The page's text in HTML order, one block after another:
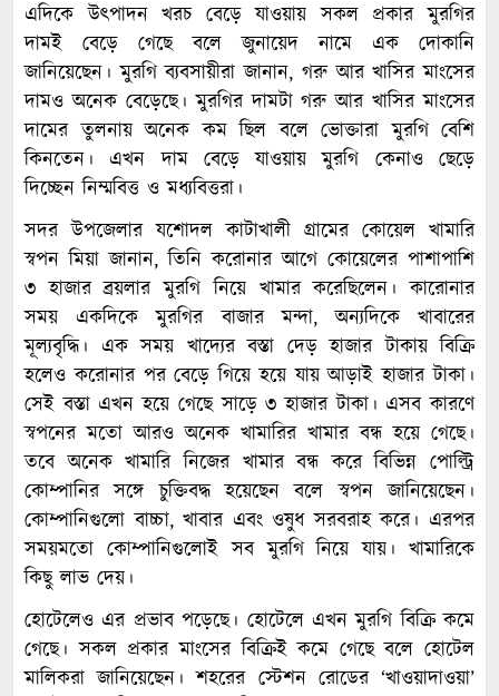
এদিকে উৎপাদন খরচ বেড়ে যাওয়ায় সকল প্রকার মুরগির
দামই বেড়ে গেছে বলে জুনায়েদ নামে এক দোকানি
জানিয়েছেন। মুরগি ব্যবসায়ীরা জানান, গরু আর খাসির মাংসের
দামও অনেক বেড়েছে। মুরগির দামটা গরু আর খাসির মাংসের
দামের তুলনায় অনেক কম ছিল বলে ভোক্তারা মুরগি বেশি
কিনতেন। এখন দাম বেড়ে যাওয়ায় মুরগি কেনাও ছেড়ে
দিচ্ছেন নিম্মবিত্ত ও মধ্যবিত্তরা।
সদর উপজেলার যশোদল কাটাখালী গ্রামের কোয়েল খামারি
স্বপন মিয়া জানান, তিনি করোনার আগে কোয়েলের পাশাপাশি
৩ হাজার ব্রয়লার মুরগি নিয়ে খামার করেছিলেন। কারোনার
সময় একদিকে মুরগির বাজার মন্দা, অন্যদিকে খাবারের
মূল্যবৃদ্ধি। এক সময় খাদ্যের বস্তা দেড় হাজার টাকায় বিক্রি
হলেও করোনার পর বেড়ে গিয়ে হয়ে যায় আড়াই হাজার টাকা।
সেই বস্তা এখন হয়ে গেছে সাড়ে ৩ হাজার টাকা। এসব কারণে
স্বপনের মতো আরও অনেক খামারির খামার বন্ধ হয়ে গেছে।
তবে অনেক খামারি নিজের খামার বন্ধ করে বিভিন্ন পোল্ট্রি
কোম্পানির সঙ্গে চুক্তিবদ্ধ হয়েছেন বলে স্বপন জানিয়েছেন।
কোম্পানিগুলো বাচ্চা, খাবার এবং ওষুধ সরবরাহ করে। এরপর
সময়মতো কোম্পানিগুলোই সব মুরগি নিয়ে যায়। খামারিকে
কিছু লাভ দেয়।
হোটেলেও এর প্রভাব পড়েছে। হোটেলে এখন মুরগি বিক্রি কমে
গেছে। সকল প্রকার মাংসের বিক্রিই কমে গেছে বলে হোটেল
মালিকরা জানিয়েছেন। শহরের স্টেশন রোডের ‘খাওয়াদাওয়া’